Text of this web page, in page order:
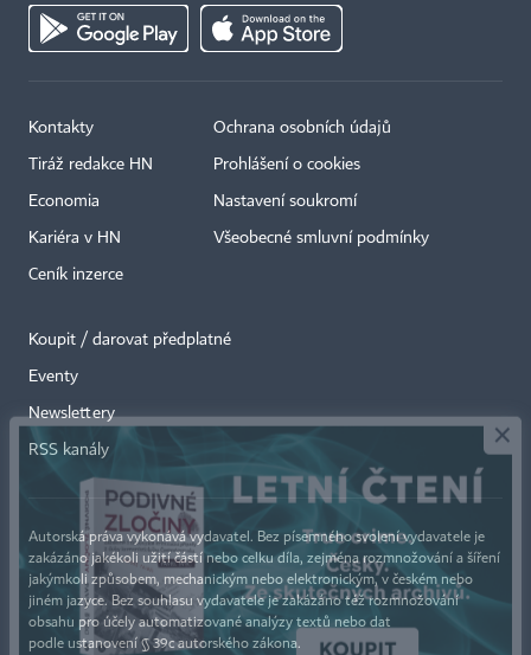
Kontakty
Tiráž redakce HN
Economia
Kariéra v HN
Ceník inzerce
Ochrana osobních údajů
Prohlášení o cookies
Nastavení soukromí
Všeobecné smluvní podmínky
Koupit / darovat předplatné
Eventy
Newslettery
RSS kanály
Autorská práva vykonává vydavatel. Bez písemného svolení vydavatele je
zakázáno jakékoli užití částí nebo celku díla, zejména rozmnožování a šíření
jakýmkoli způsobem, mechanickým nebo elektronickým, v českém nebo
jiném jazyce. Bez souhlasu vydavatele je zakázáno též rozmnožování
obsahu pro účely automatizované analýzy textů nebo dat
podle ustanovení § 39c autorského zákona.